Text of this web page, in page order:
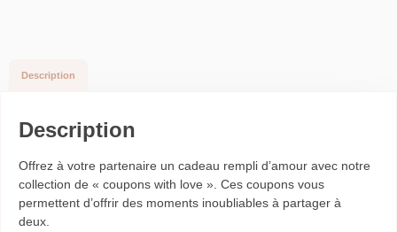
Description
Description
Offrez à votre partenaire un cadeau rempli d’amour avec notre
collection de « coupons with love ». Ces coupons vous
permettent d’offrir des moments inoubliables à partager à
deux.